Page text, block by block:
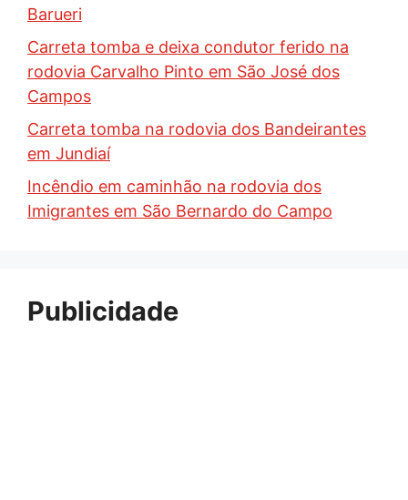
Barueri
Carreta tomba e deixa condutor ferido na
rodovia Carvalho Pinto em São José dos
Campos
Carreta tomba na rodovia dos Bandeirantes
em Jundiaí
Incêndio em caminhão na rodovia dos
Imigrantes em São Bernardo do Campo
Publicidade